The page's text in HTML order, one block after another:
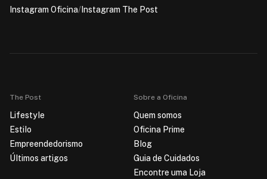
Instagram Oficina/ Instagram The Post
The Post
Lifestyle
Estilo
Empreendedorismo
Últimos artigos
Sobre a Oficina
Quem somos
Oficina Prime
Blog
Guia de Cuidados
Encontre uma Loja